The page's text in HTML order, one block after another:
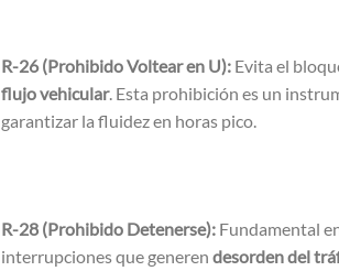
R-26 (Prohibido Voltear en U):Evita el
flujo vehicular. Esta prohibición es un
garantizar la fluidez en horas pico.
R-28 (Prohibido Detenerse):Fundamental
interrupciones que generen desorden del